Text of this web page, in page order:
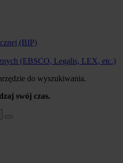
(BIP)
(EBSCO, Legalis, LEX, etc.)
do wyszukiwania.
swój czas.